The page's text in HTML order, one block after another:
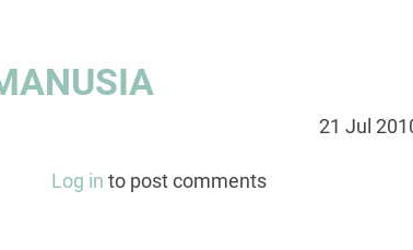
21 Jul
Log in to post comments